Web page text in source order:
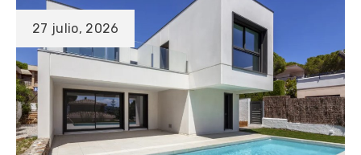
27 julio, 2026